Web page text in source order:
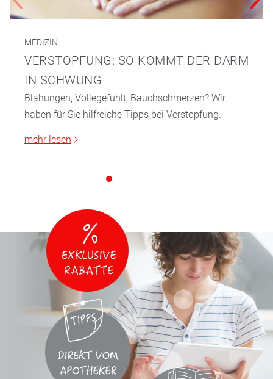
MEDIZIN
VERSTOPFUNG: SO KOMMT DER DARM
IN SCHWUNG
Blähungen, Völlegefühlt, Bauchschmerzen? Wir
haben für Sie hilfreiche Tipps bei Verstopfung.
mehr lesen